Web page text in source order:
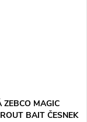
ZEBCO MAGIC
BAIT ČESNEK